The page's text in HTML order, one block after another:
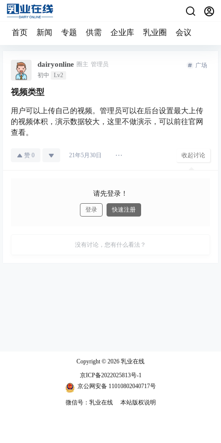
首页 新闻 专题 供需 企业库 乳业圈 会议
dairyonline 圈主 管理员
初中
Lv2
广场
视频类型
用户可以上传自己的视频。管理员可以在后台设置最大上传
的视频体积，演示数据较大，这里不做演示，可以前往官网
查看。
赞 0 21年5月30日 收起讨论
请先登录！
登录 快速注册
没有讨论，您有什么看法？
Copyright © 2026 乳业在线
京ICP备2022025813号-1
京公网安备 11010802040717号
微信号：乳业在线 本站版权说明